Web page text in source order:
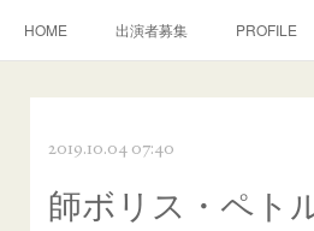
HOME 出演者募集 PROFILE
MEDIA DISCOGRAPHY
NEWS Facebook
2019.10.04 07:40
師ボリス・ペト